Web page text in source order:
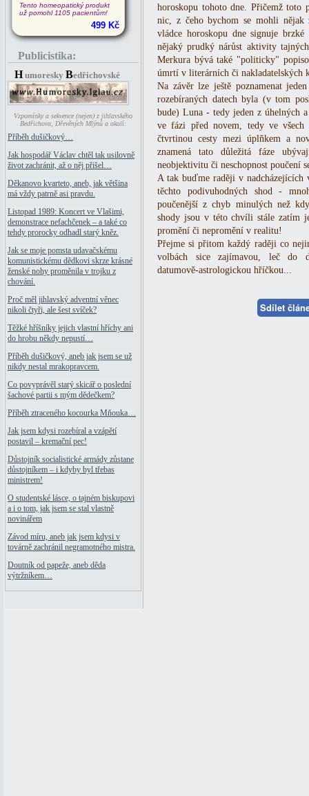
Tento homeopatický produkt
už pomohl 1105 pacientům!
499 Kč
Publicistika:
H umoresky Bedřichovské
Vzpomínky a sekvence (nejen) z jihlavského
Bedřichova, Dřevěných Mlýnů a okolí:
Příběh dušičkový…
Jak hospodář Václav chtěl tak usilovně
život zachránit, až o něj přišel…
Děkanovo kvarteto, aneb, jak většina
má vždy patrně asi pravdu.
Listopad 1989: Koncert ve Vlašimi,
demonstrace nefachčenek – a také co
tehdy prorocky odhadl starý kněz.
Jak se moje pomsta udavačskému
komunistickému dědkovi skrze krásné
ženské nohy proměnila v trojku z
chování.
Proč měl jihlavský adventní věnec
nikoli čtyři, ale šest svíček?
Těžké hříšníky jejich vlastní hříchy ani
do hrobu někdy nepustí…
Příběh dušičkový, aneb jak jsem se už
nikdy nestal mrakopravcem.
Co povyprávěl starý skicář o poslední
šachové partii s mým dědečkem?
Příběh ztraceného kocourka Mňouka…
Jak jsem kdysi rozebíral a vzápětí
postavil – kremační pec!
Důstojník socialistické armády zůstane
důstojníkem – i kdyby byl třebas
ministrem!
O studentské lásce, o tajném biskupovi
a i o tom, jak jsem se stal vlastně
novinářem
Závod míru, aneb jak jsem kdysi v
továrně zachránil negramotného mistra.
Doutník od papeže, aneb děda
výtržníkem…
horoskopu tohoto dne. Přičemž toto
nic, z čeho bychom se mohli nějak
vládce horoskopu dne signuje
nějaký prudký nárůst aktivity
Merkura bývá také "politicky"
úmrtí v literárních či nakladatelských
Na závěr lze ještě poznamenat
rozebíraných datech byla (v tom
bude) Luna - tedy jeden z úhelných
ve fázi před novem, tedy ve
čtvrtinou cesty mezi úplňkem a
znamená tato důležitá fáze
neobjektivitu či neschopnost poučení
A tak buďme raději v
těchto podivuhodných shod -
poučenější z chyb minulých než
shody jsou v této chvíli stále zatím
promění či nepromění v realitu!
Přejme si přitom každý raději co
volbách sice zajímavou, leč do
datumově-astrologickou hříčkou...
Sdílet